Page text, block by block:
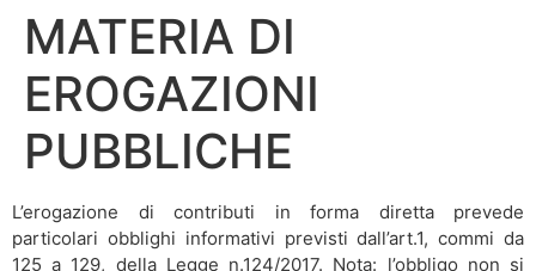
MATERIA DI
EROGAZIONI
PUBBLICHE
L’erogazione di contributi in forma diretta prevede
particolari obblighi informativi previsti dall’art.1, commi da
125 a 129, della Legge n.124/2017. Nota: l’obbligo non si